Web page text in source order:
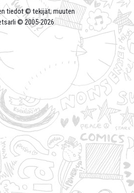
tiedot © tekijät; muuten
© 2005-2026